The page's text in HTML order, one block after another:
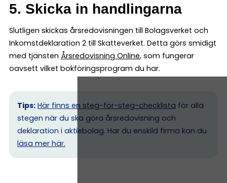
5. Skicka in handlingarna
Slutligen skickas årsredovisningen till Bolagsverket och
Inkomstdeklaration 2 till Skatteverket. Detta görs smidigt
med tjänsten Årsredovisning Online, som fungerar
oavsett vilket bokföringsprogram du har.
Tips: Här finns en steg-för-steg-checklista för alla
stegen när du ska göra årsredovisning och
deklaration i aktiebolag. Har du enskild firma kan du
läsa mer här.